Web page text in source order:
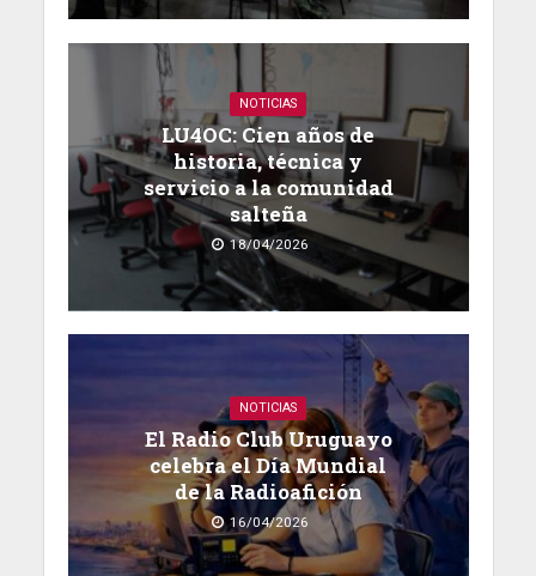
NOTICIAS
LU4OC: Cien años de
historia, técnica y
servicio a la comunidad
salteña
18/04/2026
NOTICIAS
El Radio Club Uruguayo
celebra el Día Mundial
de la Radioafición
16/04/2026